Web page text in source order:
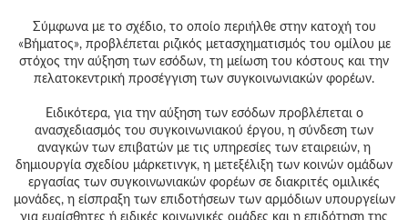
Σύμφωνα με το σχέδιο, το οποίο περιήλθε στην κατοχή του
«Βήματος», προβλέπεται ριζικός μετασχηματισμός του ομίλου με
στόχος την αύξηση των εσόδων, τη μείωση του κόστους και την
πελατοκεντρική προσέγγιση των συγκοινωνιακών φορέων.
Ειδικότερα, για την αύξηση των εσόδων προβλέπεται ο
ανασχεδιασμός του συγκοινωνιακού έργου, η σύνδεση των
αναγκών των επιβατών με τις υπηρεσίες των εταιρειών, η
δημιουργία σχεδίου μάρκετινγκ, η μετεξέλιξη των κοινών ομάδων
εργασίας των συγκοινωνιακών φορέων σε διακριτές ομιλικές
μονάδες, η είσπραξη των επιδοτήσεων των αρμόδιων υπουργείων
για ευαίσθητες ή ειδικές κοινωνικές ομάδες και η επιδότηση της